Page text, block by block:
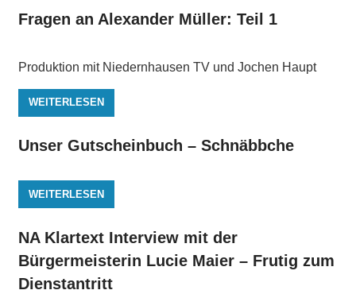
Fragen an Alexander Müller: Teil 1
Produktion mit Niedernhausen TV und Jochen Haupt
WEITERLESEN
Unser Gutscheinbuch – Schnäbbche
WEITERLESEN
NA Klartext Interview mit der
Bürgermeisterin Lucie Maier – Frutig zum
Dienstantritt